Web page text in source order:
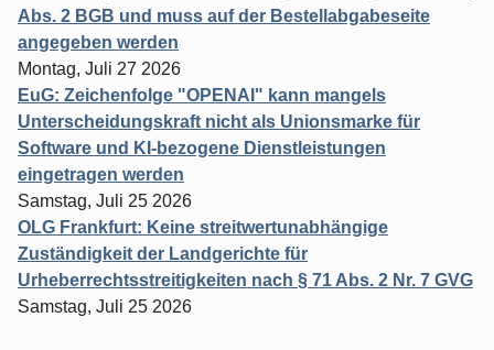
Abs. 2 BGB und muss auf der Bestellabgabeseite
angegeben werden
Montag, Juli 27 2026
EuG: Zeichenfolge "OPENAI" kann mangels
Unterscheidungskraft nicht als Unionsmarke für
Software und KI-bezogene Dienstleistungen
eingetragen werden
Samstag, Juli 25 2026
OLG Frankfurt: Keine streitwertunabhängige
Zuständigkeit der Landgerichte für
Urheberrechtsstreitigkeiten nach § 71 Abs. 2 Nr. 7 GVG
Samstag, Juli 25 2026